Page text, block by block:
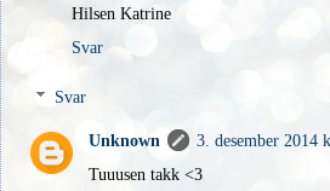
Hilsen Katrine
Svar
Svar
Unknown
3. desember 2014
Tuuusen takk <3